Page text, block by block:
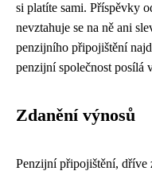
si platíte sami. Příspěvky
nevztahuje se na ně ani
penzijního připojištění
penzijní společnost posílá
Zdanění výnosů
Penzijní připojištění,